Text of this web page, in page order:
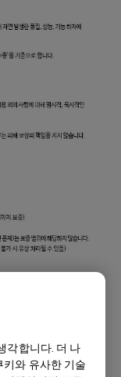
각합니다. 더 나
키와 유사한 기술